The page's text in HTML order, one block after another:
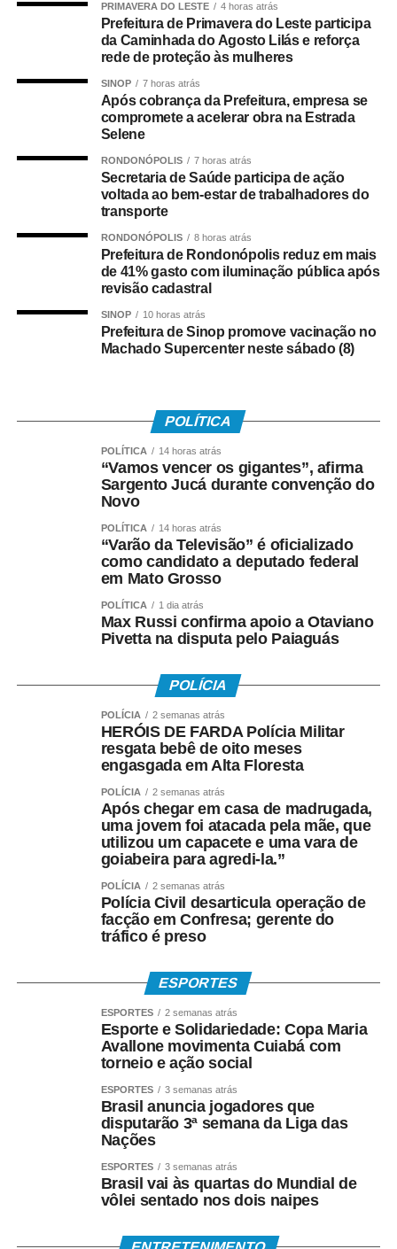
disponibilizadas orientações sobre segurança viária,
atividades com simuladores, serviços de corte de cabelo,
barba, manicure e massagem.
O evento foi realizado em parceria com a Nova Rota do
Oeste, Polícia Rodoviária Federal (PRF), Posto Aldo,
Mercadão dos Óculos, SETCARR, SEST SENAT,
Ciretran de Rondonópolis, Centro de Valorização da Vida
(CVV), Rumo, Detran-MT, FIEMT SESI Saúde e Agência
Nacional de Transportes Terrestres (ANTT).
Secretaria de Saúde
WhatsApp
Facebook
Twitter
Messenger
LinkedIn
Share
PRIMAVERA DO LESTE 4 horas atrás
Prefeitura de Primavera do Leste participa
da Caminhada do Agosto Lilás e reforça
rede de proteção às mulheres
SINOP 7 horas atrás
Após cobrança da Prefeitura, empresa se
compromete a acelerar obra na Estrada
Selene
RONDONÓPOLIS 7 horas atrás
Secretaria de Saúde participa de ação
voltada ao bem-estar de trabalhadores do
transporte
RONDONÓPOLIS 8 horas atrás
Prefeitura de Rondonópolis reduz em mais
de 41% gasto com iluminação pública após
revisão cadastral
SINOP 10 horas atrás
Prefeitura de Sinop promove vacinação no
Machado Supercenter neste sábado (8)
POLÍTICA
POLÍTICA 14 horas atrás
“Vamos vencer os gigantes”, afirma
Sargento Jucá durante convenção do
Novo
POLÍTICA 14 horas atrás
“Varão da Televisão” é oficializado
como candidato a deputado federal
em Mato Grosso
POLÍTICA 1 dia atrás
Max Russi confirma apoio a Otaviano
Pivetta na disputa pelo Paiaguás
POLÍCIA
POLÍCIA 2 semanas atrás
HERÓIS DE FARDA Polícia Militar
resgata bebê de oito meses
engasgada em Alta Floresta
POLÍCIA 2 semanas atrás
Após chegar em casa de madrugada,
uma jovem foi atacada pela mãe, que
utilizou um capacete e uma vara de
goiabeira para agredi-la.”
POLÍCIA 2 semanas atrás
Polícia Civil desarticula operação de
facção em Confresa; gerente do
tráfico é preso
ESPORTES
ESPORTES 2 semanas atrás
Esporte e Solidariedade: Copa Maria
Avallone movimenta Cuiabá com
torneio e ação social
ESPORTES 3 semanas atrás
Brasil anuncia jogadores que
disputarão 3ª semana da Liga das
Nações
ESPORTES 3 semanas atrás
Brasil vai às quartas do Mundial de
vôlei sentado nos dois naipes